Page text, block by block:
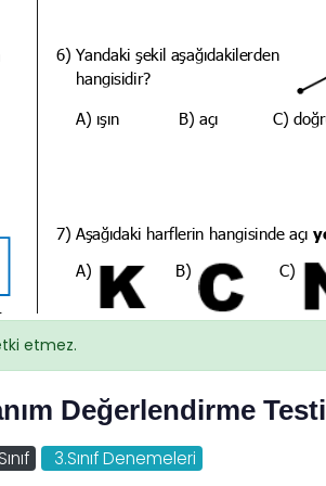
etmez.
Değerlendirme Testi
3.Sınıf Denemeleri